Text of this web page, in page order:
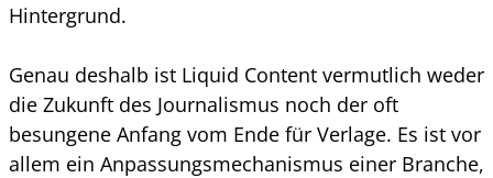
Hintergrund.
Genau deshalb ist Liquid Content vermutlich weder
die Zukunft des Journalismus noch der oft
besungene Anfang vom Ende für Verlage. Es ist vor
allem ein Anpassungsmechanismus einer Branche,